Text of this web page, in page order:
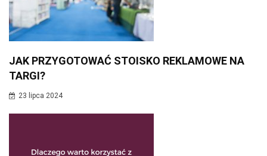
JAK PRZYGOTOWAĆ STOISKO REKLAMOWE NA
TARGI?
23 lipca 2024